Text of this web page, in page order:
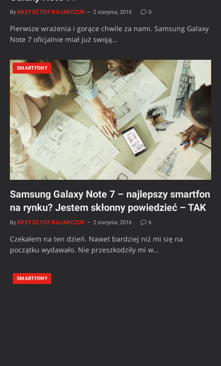
By KRZYSZTOF BOJARCZUK 2 sierpnia, 2016 0
Pierwsze wrażenia i gorące chwile za nami. Samsung Galaxy
Note 7 oficjalnie miał już swoją…
SMARTFONY
Samsung Galaxy Note 7 – najlepszy smartfon
na rynku? Jestem skłonny powiedzieć – TAK
By KRZYSZTOF BOJARCZUK 2 sierpnia, 2016 6
Czekałem na ten dzień. Nawet bardziej niż mi się na
początku wydawało. Nie przeszkodziły mi w…
SMARTFONY